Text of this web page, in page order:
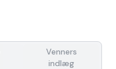
Venners
indlæg